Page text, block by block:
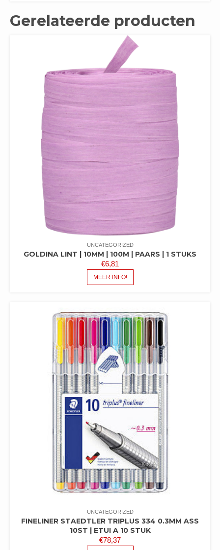
Gerelateerde producten
UNCATEGORIZED
GOLDINA LINT | 10MM | 100M | PAARS | 1 STUKS
€6,81
MEER INFO!
UNCATEGORIZED
FINELINER STAEDTLER TRIPLUS 334 0.3MM ASS
10ST | ETUI A 10 STUK
€78,37